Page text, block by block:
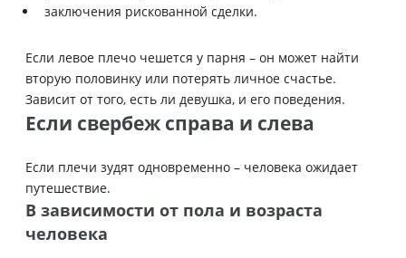
заключения рискованной сделки.
Если левое плечо чешется у парня – он может найти
вторую половинку или потерять личное счастье.
Зависит от того, есть ли девушка, и его поведения.
Если свербеж справа и слева
Если плечи зудят одновременно – человека ожидает
путешествие.
В зависимости от пола и возраста
человека